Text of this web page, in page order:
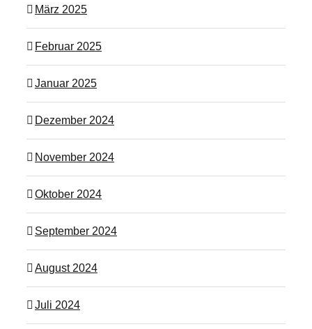
März 2025
Februar 2025
Januar 2025
Dezember 2024
November 2024
Oktober 2024
September 2024
August 2024
Juli 2024